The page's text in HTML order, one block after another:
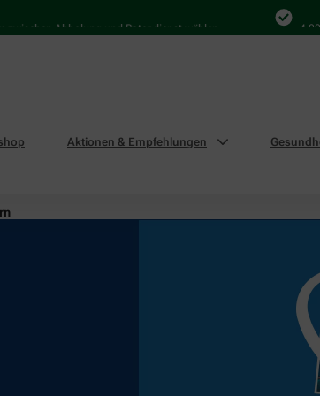
Abholung und Botendienst wählen 4.000 Mal
Aktionen & Empfehlungen